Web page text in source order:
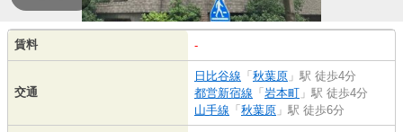
賃料 -
交通
日比谷線 「 秋葉原 」駅 徒歩4分
都営新宿線 「 岩本町 」駅 徒歩4分
山手線 「 秋葉原 」駅 徒歩6分